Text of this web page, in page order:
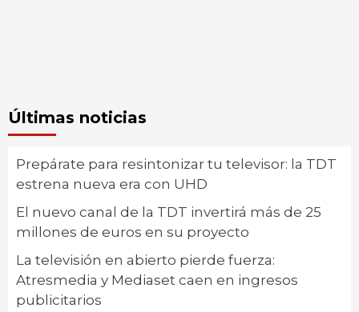
Últimas noticias
Prepárate para resintonizar tu televisor: la TDT
estrena nueva era con UHD
El nuevo canal de la TDT invertirá más de 25
millones de euros en su proyecto
La televisión en abierto pierde fuerza:
Atresmedia y Mediaset caen en ingresos
publicitarios